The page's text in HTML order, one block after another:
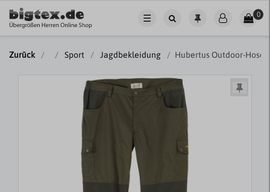
☰ 0
Zurück Sport Jagdbekleidung Hubertus Outdoor-Hose